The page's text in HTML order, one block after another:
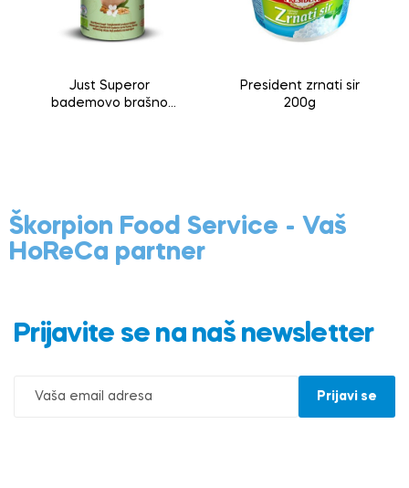
Just Superor
bademovo brašno
President zrnati sir
200g
Škorpion Food Service - Vaš
HoReCa partner
Prijavite se na naš newsletter